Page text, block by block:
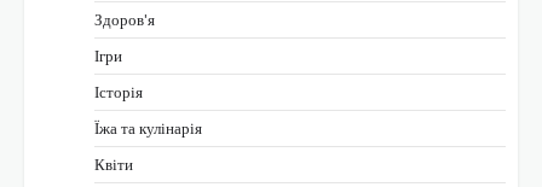
Здоров'я
Ігри
Історія
Їжа та кулінарія
Квіти